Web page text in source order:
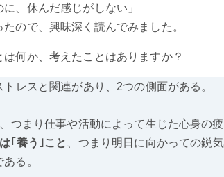
に、休んだ感じがしない」
ので、興味深く読んでみました。
は何か、考えたことはありますか？
トレスと関連があり、2つの側面がある。
、つまり仕事や活動によって生じた心身の
｢養う｣こと
、つまり明日に向かっての鋭
る。